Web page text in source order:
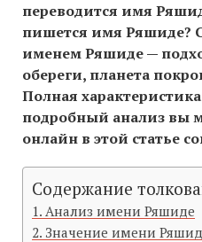
переводится имя
пишется имя Ряшиде?
именем Ряшиде —
обереги, планета
Полная
подробный анализ вы
онлайн в этой статье
Содержание
Анализ имени Ряшиде
Значение имени